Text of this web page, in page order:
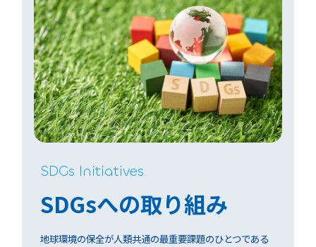
SDGs Initiatives
SDGsへの取り組み
地球環境の保全が人類共通の最重要課題のひとつである